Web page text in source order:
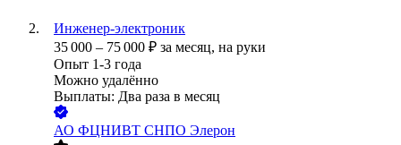
Инженер-электроник
35 000 – 75 000 ₽ за месяц, на руки
Опыт 1-3 года
Можно удалённо
Выплаты: Два раза в месяц
АО ФЦНИВТ СНПО Элерон